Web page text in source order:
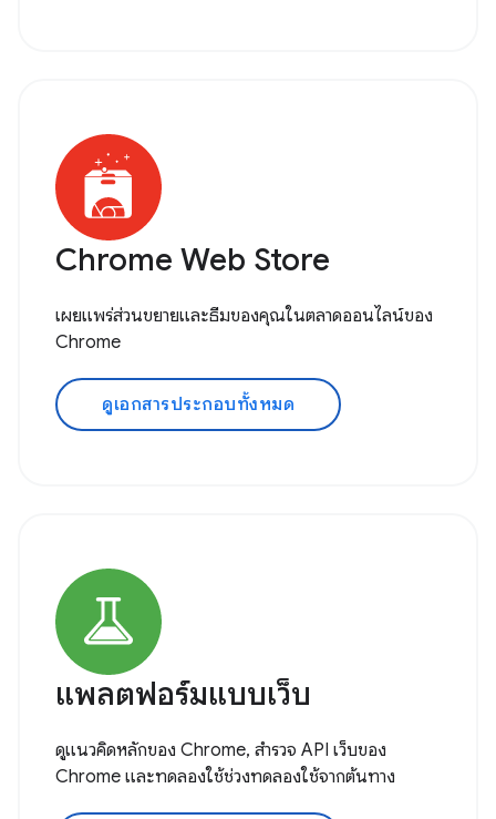
Chrome Web Store
เผยแพร่ส่วนขยายและธีมของคุณในตลาดออนไลน์ของ
Chrome
ดูเอกสารประกอบทั้งหมด
แพลตฟอร์มแบบเว็บ
ดูแนวคิดหลักของ Chrome, สำรวจ API เว็บของ
Chrome และทดลองใช้ช่วงทดลองใช้จากต้นทาง